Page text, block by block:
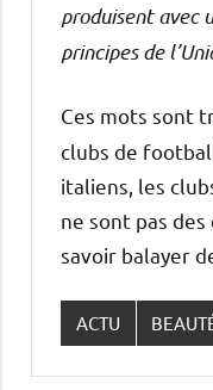
produisent avec
principes de
Ces mots sont
clubs de
italiens, les
ne sont pas
savoir balayer
ACTU